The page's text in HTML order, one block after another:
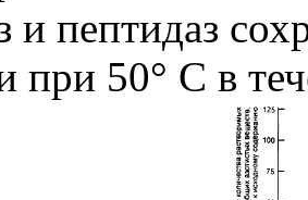
и пептидаз
при 50° С в